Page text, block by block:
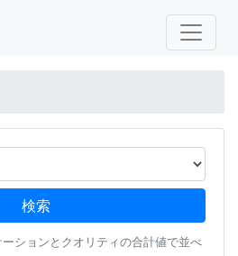
ションとクオリティの合計値で並べ